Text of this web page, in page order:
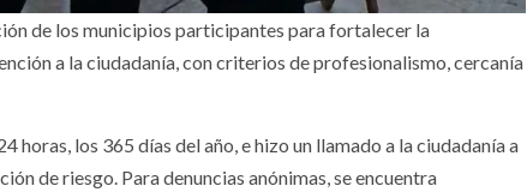
de los municipios participantes para fortalecer la
a la ciudadanía, con criterios de profesionalismo, cercanía
los 365 días del año, e hizo un llamado a la ciudadanía a
de riesgo. Para denuncias anónimas, se encuentra